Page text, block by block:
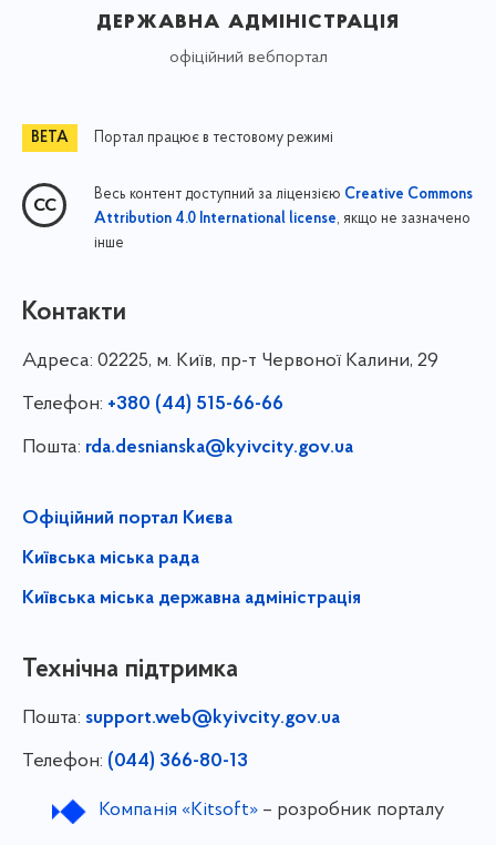
державна адміністрація
офіційний вебпортал
Портал працює в тестовому режимі
Весь контент доступний за ліцензією Creative Commons
Attribution 4.0 International license, якщо не зазначено
інше
Контакти
Адреса: 02225, м. Київ, пр-т Червоної Калини, 29
Телефон: +380 (44) 515-66-66
Пошта: rda.desnianska@kyivcity.gov.ua
Офіційний портал Києва
Київська міська рада
Київська міська державна адміністрація
Технічна підтримка
Пошта: support.web@kyivcity.gov.ua
Телефон: (044) 366-80-13
Компанія «Kitsoft»– розробник порталу